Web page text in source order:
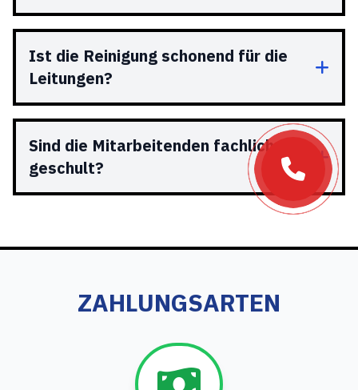
Ist die Reinigung schonend für die
Leitungen?
Sind die Mitarbeitenden fachlich
geschult?
ZAHLUNGSARTEN